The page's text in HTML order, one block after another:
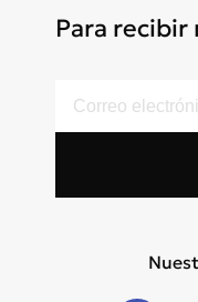
Para